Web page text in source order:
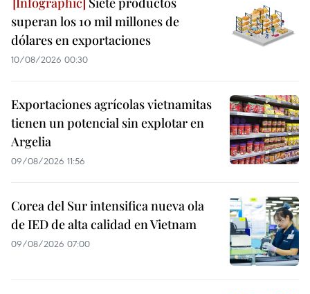
superan los 10 mil millones de
dólares en exportaciones
10/08/2026 00:30
Exportaciones agrícolas vietnamitas
tienen un potencial sin explotar en
Argelia
09/08/2026 11:56
Corea del Sur intensifica nueva ola
de IED de alta calidad en Vietnam
09/08/2026 07:00